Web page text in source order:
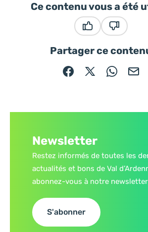
Ce contenu vous a été
Partager ce
Partager surPartager sur X
Partager
Newsletter
Restez informés de toutes les
actualités et bons de Val
abonnez-vous à notre newsletter
S'abonner